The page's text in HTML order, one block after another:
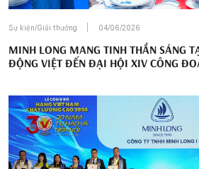
Sự kiện/Giải thưởng 04/06/2026
MINH LONG MANG TINH THẦN SÁNG
ĐỘNG VIỆT ĐẾN ĐẠI HỘI XIV CÔNG